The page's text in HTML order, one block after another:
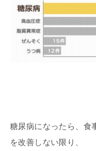
糖尿病になったら、食
を改善しない限り、